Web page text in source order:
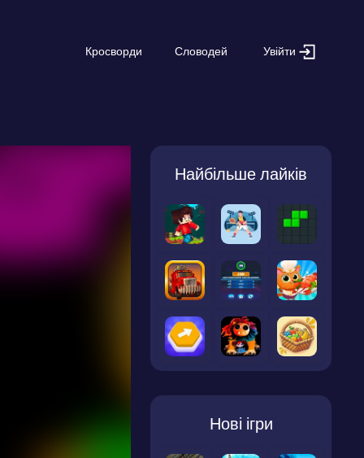
Кросворди Словодей Увійти
Найбільше лайків
Нові ігри